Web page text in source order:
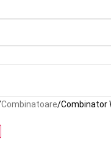
Combinatoare Combinator